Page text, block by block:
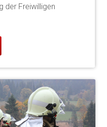
der Freiwilligen